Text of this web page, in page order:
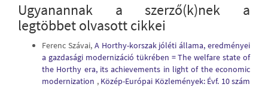
Ugyanannak a szerző(k)nek a
legtöbbet olvasott cikkei
Ferenc Szávai, A Horthy-korszak jóléti állama, eredményei
a gazdasági modernizáció tükrében = The welfare state of
the Horthy era, its achievements in light of the economic
modernization , Közép-Európai Közlemények: Évf. 10 szám